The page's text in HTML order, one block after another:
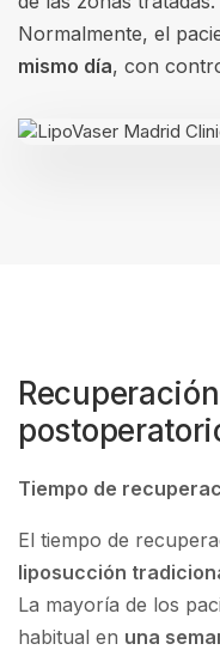
Normalmente, el
mismo día, con
Tiempo de
El tiempo de
liposucción
La mayoría de los
habitual en una